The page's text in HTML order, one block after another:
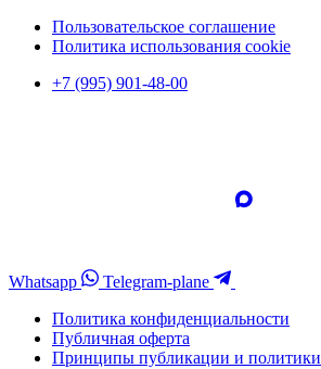
Пользовательское соглашение
Политика использования cookie
+7 (995) 901-48-00
Whatsapp
Telegram-plane
Политика конфиденциальности
Публичная оферта
Принципы публикации и политики